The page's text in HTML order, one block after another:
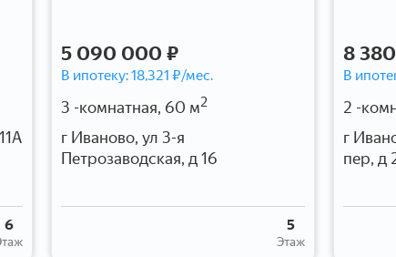
6
5 090 000 ₽
В ипотеку:18,321 ₽/мес.
3 -комнатная, 60 м2
г Иваново, ул 3-я
Петрозаводская, д 16
Этаж
5
8
В
2 -
г
пер, д